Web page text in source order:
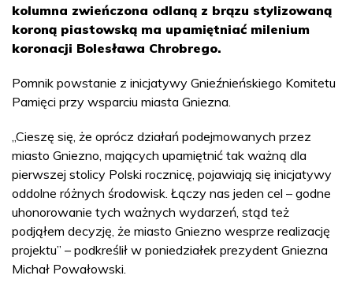
kolumna zwieńczona odlaną z brązu stylizowaną
koroną piastowską ma upamiętniać milenium
koronacji Bolesława Chrobrego.
Pomnik powstanie z inicjatywy Gnieźnieńskiego Komitetu
Pamięci przy wsparciu miasta Gniezna.
„Cieszę się, że oprócz działań podejmowanych przez
miasto Gniezno, mających upamiętnić tak ważną dla
pierwszej stolicy Polski rocznicę, pojawiają się inicjatywy
oddolne różnych środowisk. Łączy nas jeden cel – godne
uhonorowanie tych ważnych wydarzeń, stąd też
podjąłem decyzję, że miasto Gniezno wesprze realizację
projektu” – podkreślił w poniedziałek prezydent Gniezna
Michał Powałowski.